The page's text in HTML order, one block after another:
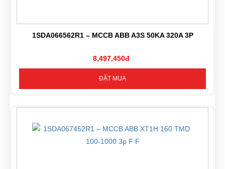
1SDA066562R1 – MCCB ABB A3S 50KA 320A 3P
8,497,450đ
ĐẶT MUA